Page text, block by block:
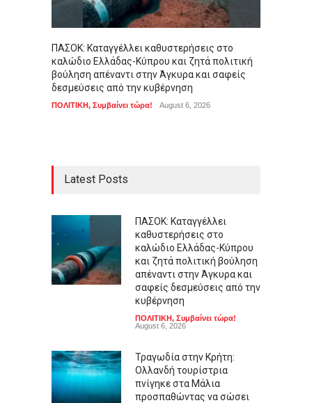
ΠΑΣΟΚ: Καταγγέλλει καθυστερήσεις στο
καλώδιο Ελλάδας-Κύπρου και ζητά πολιτική
βούληση απέναντι στην Άγκυρα και σαφείς
δεσμεύσεις από την κυβέρνηση
ΠΟΛΙΤΙΚΗ, Συμβαίνει τώρα! August 6, 2026
Latest Posts
ΠΑΣΟΚ: Καταγγέλλει
καθυστερήσεις στο
καλώδιο Ελλάδας-Κύπρου
και ζητά πολιτική βούληση
απέναντι στην Άγκυρα και
σαφείς δεσμεύσεις από την
κυβέρνηση
ΠΟΛΙΤΙΚΗ, Συμβαίνει τώρα!
August 6, 2026
Τραγωδία στην Κρήτη:
Ολλανδή τουρίστρια
πνίγηκε στα Μάλια
προσπαθώντας να σώσει